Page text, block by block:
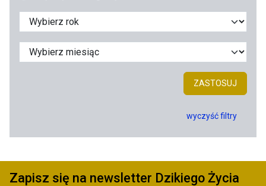
ZASTOSUJ
wyczyść filtry
Zapisz się na newsletter Dzikiego Życia